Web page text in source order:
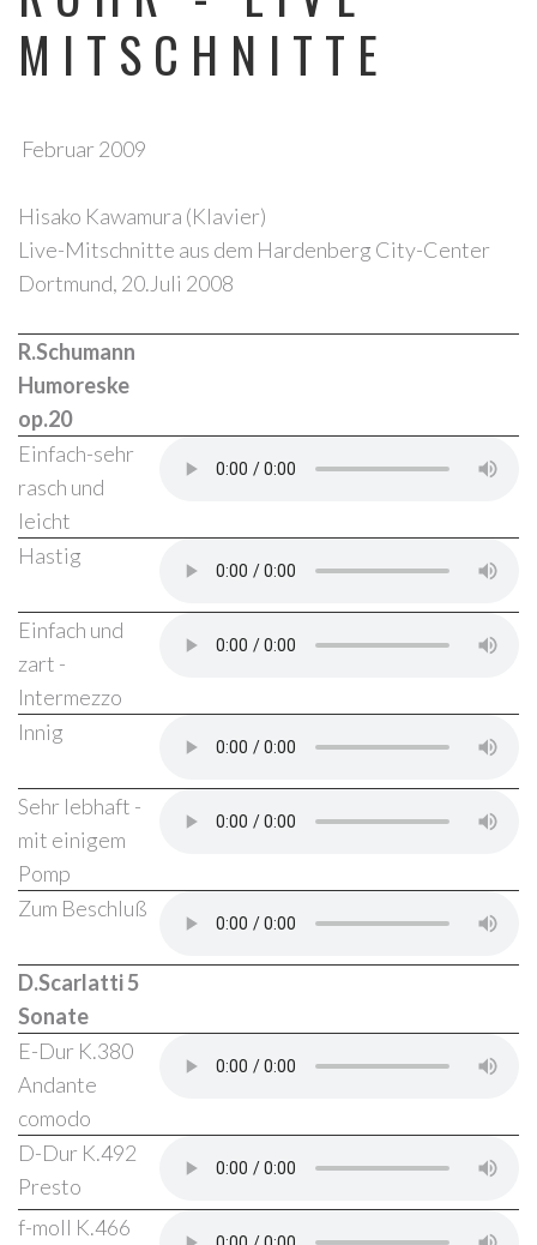
MITSCHNITTE
Februar 2009
Hisako Kawamura (Klavier)
Live-Mitschnitte aus dem Hardenberg City-Center
Dortmund, 20.Juli 2008
R.Schumann
Humoreske
op.20
Einfach-sehr
rasch und
leicht
Hastig
Einfach und
zart -
Intermezzo
Innig
Sehr lebhaft -
mit einigem
Pomp
Zum Beschluß
D.Scarlatti 5
Sonate
E-Dur K.380
Andante
comodo
D-Dur K.492
Presto
f-moll K.466
Forgot
your